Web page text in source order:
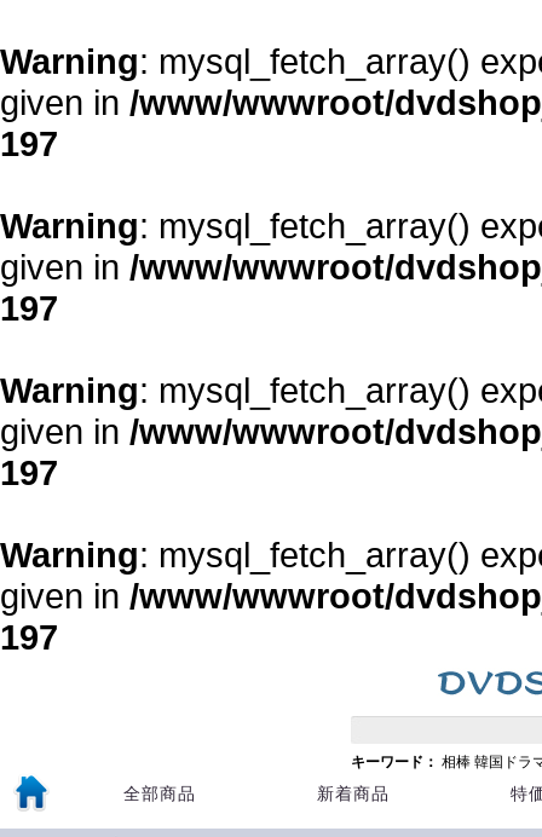
Warning: mysql_fetch_array()
given in /www/wwwroot/
197
Warning: mysql_fetch_array()
given in /www/wwwroot/
197
Warning: mysql_fetch_array()
given in /www/wwwroot/
197
Warning: mysql_fetch_array()
given in /www/wwwroot/
197
キーワード： 相棒 韓国ドラ
全部商品 新着商品 特